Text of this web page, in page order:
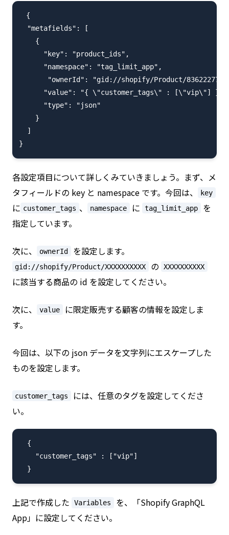
{
  "metafields": [
    {
      "key": "product_ids",
      "namespace": "tag_limit_app",
"ownerId": "gid://shopify/Product/
      "value": "{ \"customer_tags\" : [\"vip\"] }",
      "type": "json"
    }
  ]
各設定項目について詳しくみていきましょう。まず、メ
タフィールドの key と namespace です。今回は、
key
に customer_tags 、 namespace に tag_limit_app
を
指定しています。
次に、 ownerId を設定します。
gid://shopify/Product/XXXXXXXXXX の XXXXXXXXXX
に該当する商品の id を設定してください。
次に、 value
に限定販売する顧客の情報を設定しま
す。
今回は、以下の json データを文字列にエスケープした
ものを設定します。
customer_tags
には、任意のタグを設定してくださ
い。
  {
    "customer_tags" : ["vip"]
上記で作成した Variables
を、「Shopify GraphQL
App」に設定してください。